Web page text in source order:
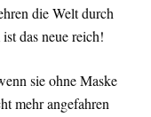
die Welt durch
das neue reich!
sie ohne Maske
mehr angefahren